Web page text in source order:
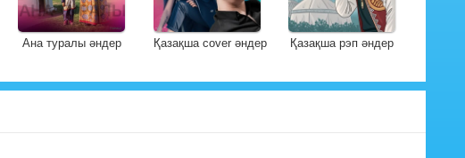
Ана туралы әндер Қазақша cover әндер Қазақша рэп әндер